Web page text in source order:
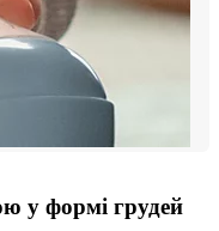
у формі грудей